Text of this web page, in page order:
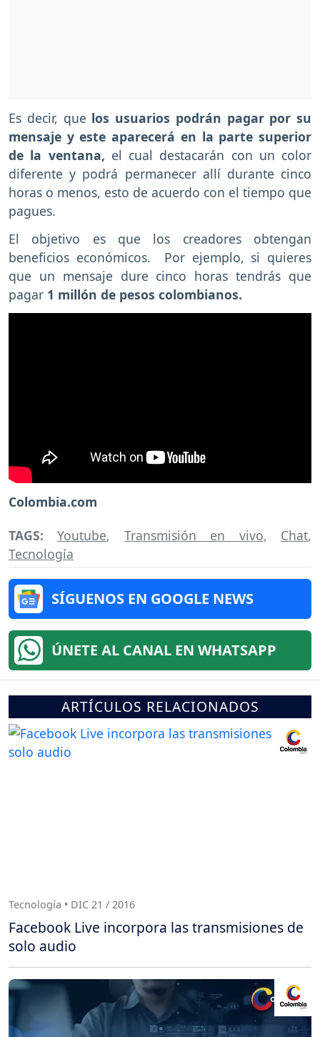
Es decir, que los usuarios podrán pagar por su
mensaje y este aparecerá en la parte superior
de la ventana, el cual destacarán con un color
diferente y podrá permanecer allí durante cinco
horas o menos, esto de acuerdo con el tiempo que
pagues.
El objetivo es que los creadores obtengan
beneficios económicos. Por ejemplo, si quieres
que un mensaje dure cinco horas tendrás que
pagar 1 millón de pesos colombianos.
Colombia.com
TAGS:Youtube, Transmisión en vivo, Chat,
Tecnología
SÍGUENOS EN GOOGLE NEWS
ÚNETE AL CANAL EN WHATSAPP
ARTÍCULOS RELACIONADOS
Tecnología • DIC 21 / 2016
Facebook Live incorpora las transmisiones de
solo audio